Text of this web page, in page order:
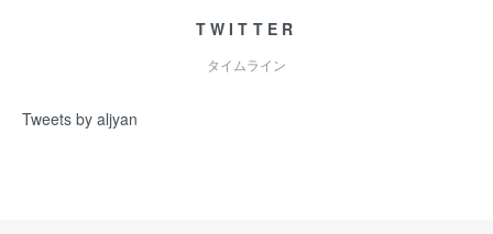
TWITTER
タイムライン
Tweets by aljyan